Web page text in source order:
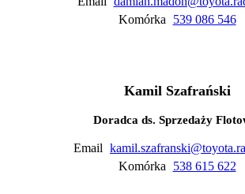
Komórka
539 086 546
Kamil Szafrański
Doradca ds. Sprzedaży
Email
Komórka
538 615 622